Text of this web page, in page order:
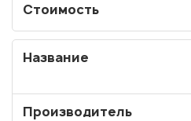
Узнать
Корзина
Стоимость
Название
Производитель